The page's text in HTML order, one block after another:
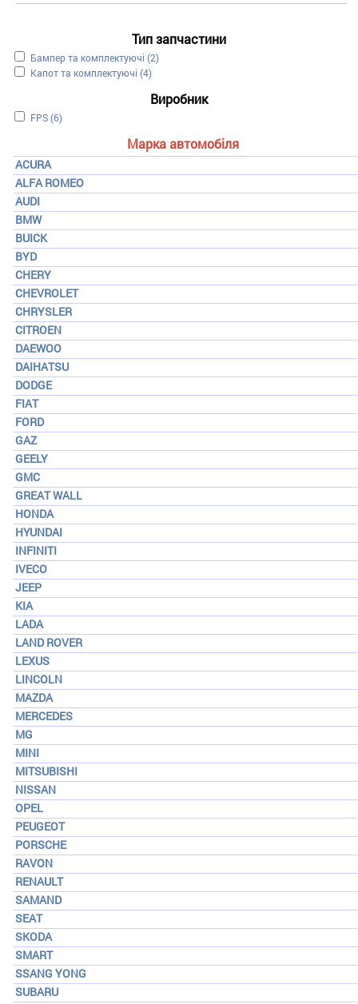
Тип запчастини
Apply Бампер та комплектуючі filter
Бампер та комплектуючі (2)
Apply Капот та комплектуючі filter
Капот та комплектуючі (4)
Виробник
Apply FPS filter
FPS (6)
Марка автомобіля
ACURA
ALFA ROMEO
AUDI
BMW
BUICK
BYD
CHERY
CHEVROLET
CHRYSLER
CITROEN
DAEWOO
DAIHATSU
DODGE
FIAT
FORD
GAZ
GEELY
GMC
GREAT WALL
HONDA
HYUNDAI
INFINITI
IVECO
JEEP
KIA
LADA
LAND ROVER
LEXUS
LINCOLN
MAZDA
MERCEDES
MG
MINI
MITSUBISHI
NISSAN
OPEL
PEUGEOT
PORSCHE
RAVON
RENAULT
SAMAND
SEAT
SKODA
SMART
SSANG YONG
SUBARU